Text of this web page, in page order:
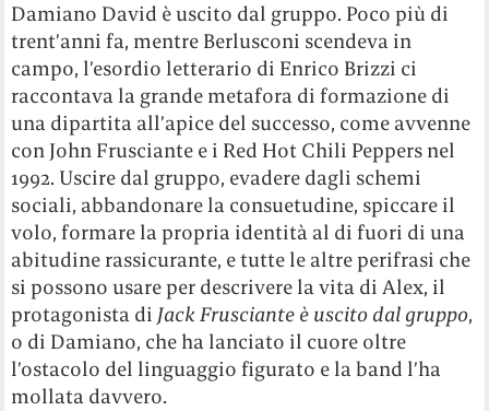
Damiano David è uscito dal gruppo. Poco più di
trent’anni fa, mentre Berlusconi scendeva in
campo, l’esordio letterario di Enrico Brizzi ci
raccontava la grande metafora di formazione di
una dipartita all’apice del successo, come avvenne
con John Frusciante e i Red Hot Chili Peppers nel
1992. Uscire dal gruppo, evadere dagli schemi
sociali, abbandonare la consuetudine, spiccare il
volo, formare la propria identità al di fuori di una
abitudine rassicurante, e tutte le altre perifrasi che
si possono usare per descrivere la vita di Alex, il
protagonista di Jack Frusciante è uscito dal gruppo,
o di Damiano, che ha lanciato il cuore oltre
l’ostacolo del linguaggio figurato e la band l’ha
mollata davvero.